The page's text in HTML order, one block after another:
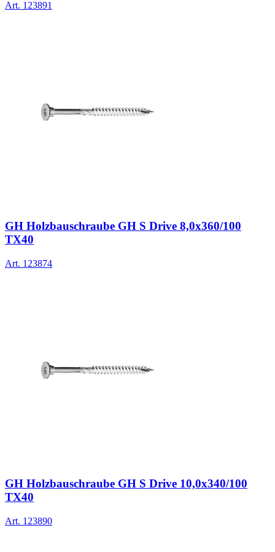
Art. 123891
GH Holzbauschraube GH S Drive 8,0x360/100
TX40
Art. 123874
GH Holzbauschraube GH S Drive 10,0x340/100
TX40
Art. 123890